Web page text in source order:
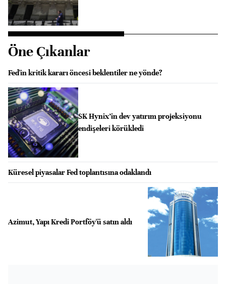
Öne Çıkanlar
Fed'in kritik kararı öncesi beklentiler ne yönde?
SK Hynix’in dev yatırım projeksiyonu
endişeleri körükledi
Küresel piyasalar Fed toplantısına odaklandı
Azimut, Yapı Kredi Portföy'ü satın aldı